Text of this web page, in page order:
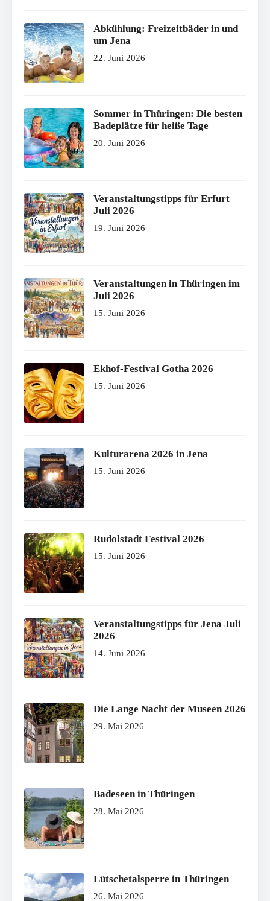
Abkühlung: Freizeitbäder in und
um Jena
22. Juni 2026
Sommer in Thüringen: Die besten
Badeplätze für heiße Tage
20. Juni 2026
Veranstaltungstipps für Erfurt
Juli 2026
19. Juni 2026
Veranstaltungen in Thüringen im
Juli 2026
15. Juni 2026
Ekhof-Festival Gotha 2026
15. Juni 2026
Kulturarena 2026 in Jena
15. Juni 2026
Rudolstadt Festival 2026
15. Juni 2026
Veranstaltungstipps für Jena Juli
2026
14. Juni 2026
Die Lange Nacht der Museen 2026
29. Mai 2026
Badeseen in Thüringen
28. Mai 2026
Lütschetalsperre in Thüringen
26. Mai 2026